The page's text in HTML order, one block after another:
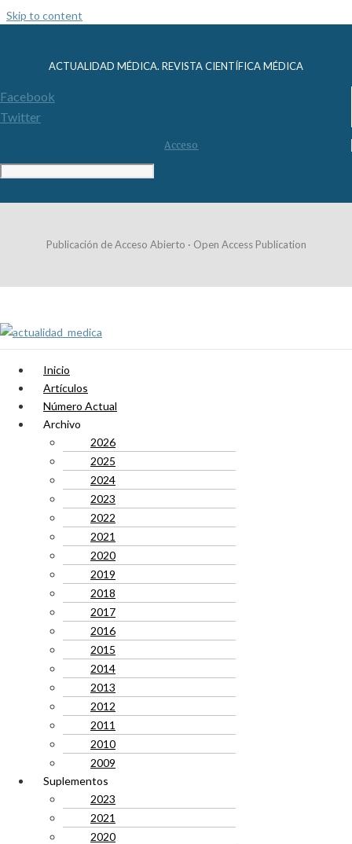
Skip to content
ACTUALIDAD MÉDICA. REVISTA CIENTÍFICA MÉDICA
Facebook
Twitter
Acceso
Publicación de Acceso Abierto · Open Access Publication
Inicio
Artículos
Número Actual
Archivo
2026
2025
2024
2023
2022
2021
2020
2019
2018
2017
2016
2015
2014
2013
2012
2011
2010
2009
Suplementos
2023
2021
2020